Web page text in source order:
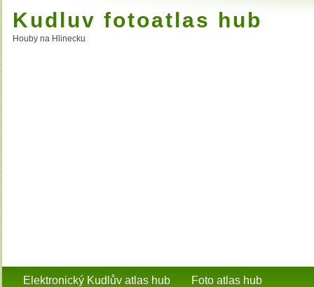
Kudluv fotoatlas hub
Houby na Hlinecku
Elektronický Kudlův atlas hub Foto atlas hub